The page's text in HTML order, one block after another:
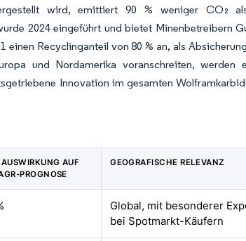
wird, emittiert 90 % weniger CO₂
2024 eingeführt und bietet Minenbetreibern
Recyclinganteil von 80 % an, als
und Nordamerika voranschreiten, werden
Innovation im gesamten
AUF
PROGNOSE
GEOGRAFISCHE RELEVANZ
Global, mit besonderer
bei Spotmarkt-Käufern